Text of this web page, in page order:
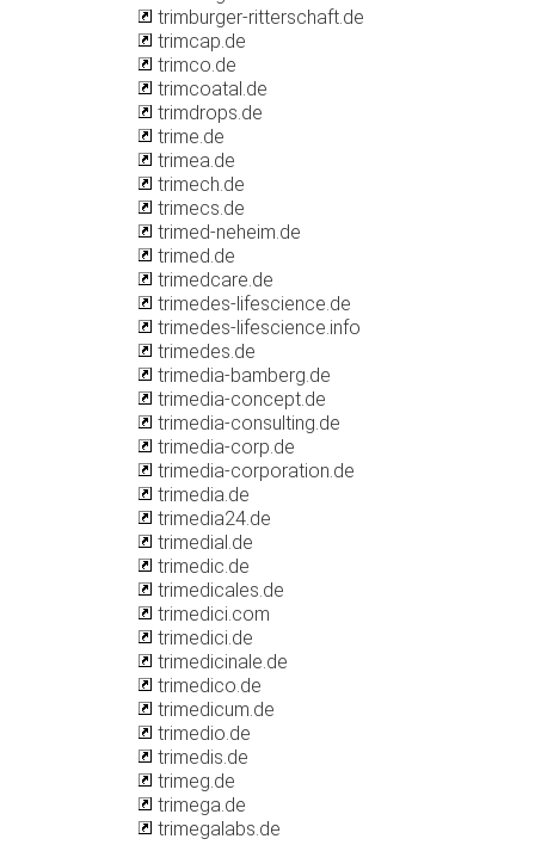
trimburger-ritterschaft.de
trimcap.de
trimco.de
trimcoatal.de
trimdrops.de
trime.de
trimea.de
trimech.de
trimecs.de
trimed-neheim.de
trimed.de
trimedcare.de
trimedes-lifescience.de
trimedes-lifescience.info
trimedes.de
trimedia-bamberg.de
trimedia-concept.de
trimedia-consulting.de
trimedia-corp.de
trimedia-corporation.de
trimedia.de
trimedia24.de
trimedial.de
trimedic.de
trimedicales.de
trimedici.com
trimedici.de
trimedicinale.de
trimedico.de
trimedicum.de
trimedio.de
trimedis.de
trimeg.de
trimega.de
trimegalabs.de